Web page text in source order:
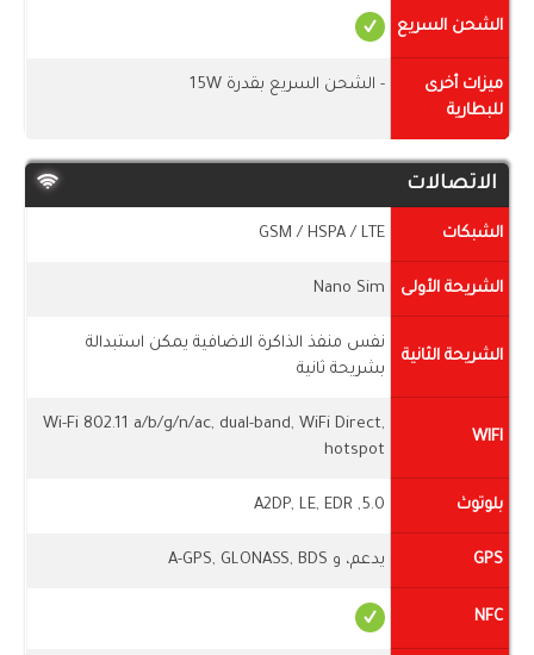
الشحن السريع
ميزات أخرى
للبطارية
- الشحن السريع بقدرة 15W
الاتصالات
الشبكات GSM / HSPA / LTE
الشريحة الأولى Nano Sim
الشريحة الثانية
نفس منفذ الذاكرة الاضافية يمكن استبدالة
بشريحة ثانية
WIFI
Wi-Fi 802.11 a/b/g/n/ac, dual-band, WiFi Direct,
hotspot
بلوتوث 5.0, A2DP, LE, EDR
GPS يدعم، و A-GPS, GLONASS, BDS
NFC